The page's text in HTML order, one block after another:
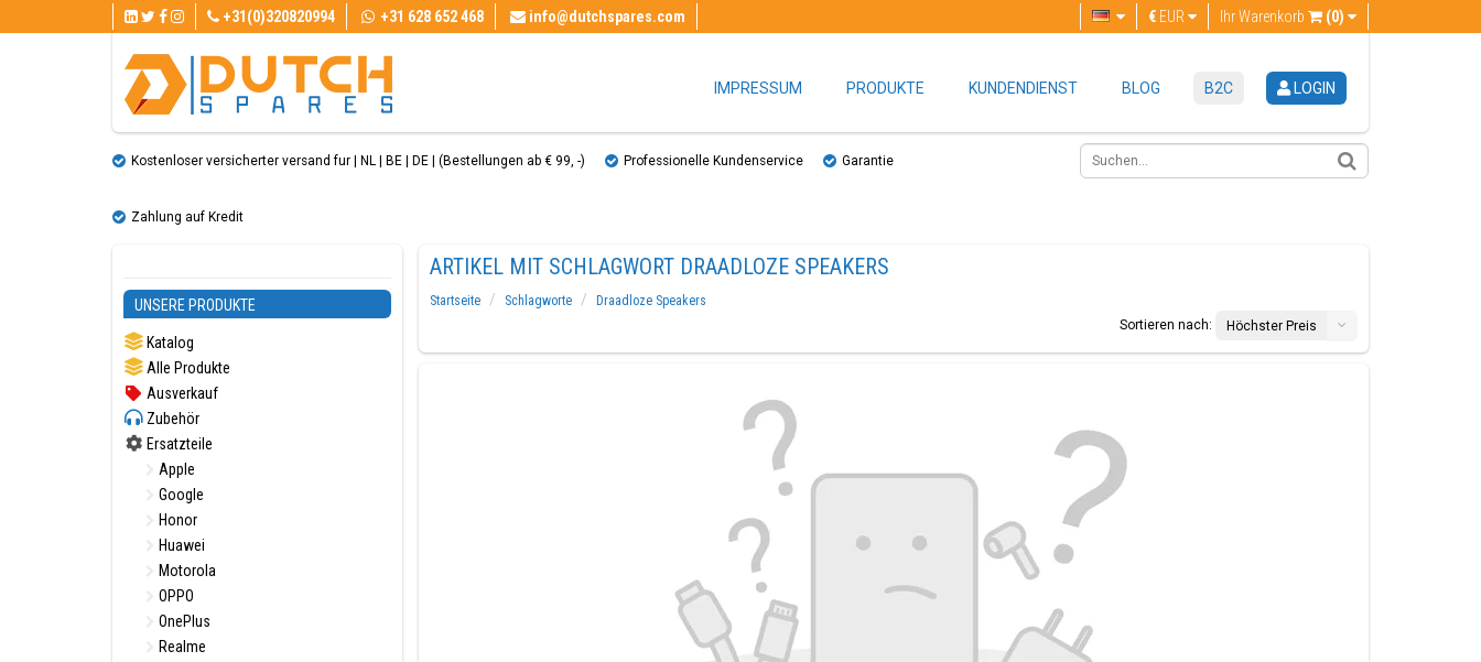
+31(0)320820994 +31 628 652 468 info@dutchspares.com Ihr Warenkorb (0)
€ EUR
IMPRESSUM PRODUKTE KUNDENDIENST BLOG B2C LOGIN
Kostenloser versicherter versand fur | NL | BE | DE | (Bestellungen ab € 99, ​​-) Professionelle Kundenservice Garantie
Zahlung auf Kredit
UNSERE PRODUKTE
Katalog
Alle Produkte
Ausverkauf
Zubehör
Ersatzteile
Apple
Google
Honor
Huawei
Motorola
OPPO
OnePlus
Realme
ARTIKEL MIT SCHLAGWORT DRAADLOZE SPEAKERS
Startseite Schlagworte
Draadloze Speakers
Sortieren nach:
Höchster Preis